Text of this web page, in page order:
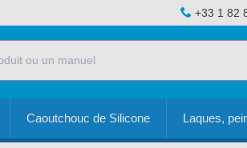
+33 1 82
Caoutchouc de Silicone Laques,